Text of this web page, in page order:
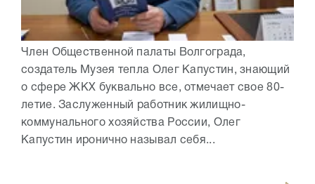
Член Общественной палаты Волгограда,
создатель Музея тепла Олег Капустин, знающий
о сфере ЖКХ буквально все, отмечает свое 80-
летие. Заслуженный работник жилищно-
коммунального хозяйства России, Олег
Капустин иронично называл себя...